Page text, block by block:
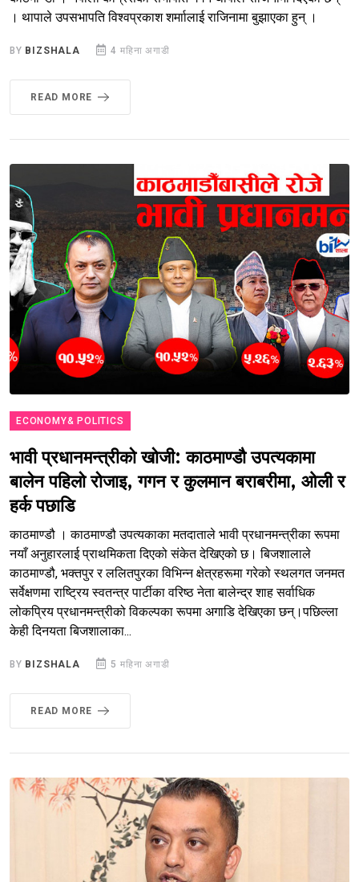
। थापाले उपसभापति विश्वप्रकाश शर्माालाई राजिनामा बुझाएका हुन् ।
BY BIZSHALA 4 महिना अगाडी
READ MORE
ECONOMY& POLITICS
भावी प्रधानमन्त्रीको खोजी: काठमाण्डौ उपत्यकामा
बालेन पहिलो रोजाइ, गगन र कुलमान बराबरीमा, ओली र
हर्क पछाडि
काठमाण्डौ । काठमाण्डौ उपत्यकाका मतदाताले भावी प्रधानमन्त्रीका रूपमा
नयाँ अनुहारलाई प्राथमिकता दिएको संकेत देखिएको छ। बिजशालाले
काठमाण्डौ, भक्तपुर र ललितपुरका विभिन्न क्षेत्रहरूमा गरेको स्थलगत जनमत
सर्वेक्षणमा राष्ट्रिय स्वतन्त्र पार्टीका वरिष्ठ नेता बालेन्द्र शाह सर्वाधिक
लोकप्रिय प्रधानमन्त्रीको विकल्पका रूपमा अगाडि देखिएका छन्।पछिल्ला
केही दिनयता बिजशालाका...
BY BIZSHALA 5 महिना अगाडी
READ MORE